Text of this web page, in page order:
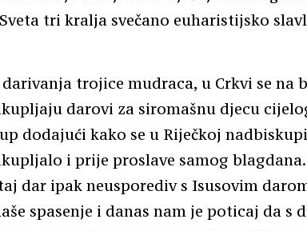
tri kralja svečano euharistijsko
trojice mudraca, u Crkvi se na
darovi za siromašnu djecu
dodajući kako se u Riječkoj
i prije proslave samog
dar ipak neusporediv s Isusovim
spasenje i danas nam je poticaj da s